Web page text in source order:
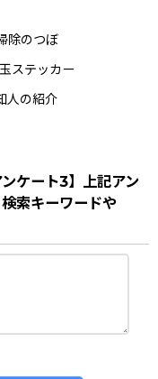
除のつぼ
ステッカー
人の紹介
ケート3】上記アン
索キーワードや